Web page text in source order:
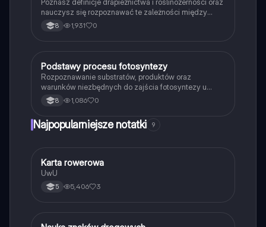
nauczysz się rozpoznawać te zależności między
organizmami w przyrodzie.
8 1,931 0
PBiologia
Podstawy procesu fotosyntezy
Rozpoznawanie substratów, produktów oraz
warunków niezbędnych do zajścia fotosyntezy u
roślin.
8 1,086 0
Najpopularniejsze notatki 9
KTechnika
Karta rowerowa
UwU
5 5,406 3